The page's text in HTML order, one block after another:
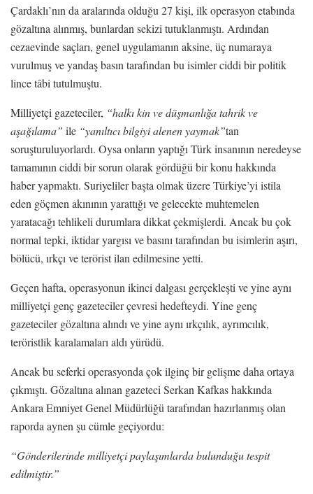
Çardaklı’nın da aralarında olduğu 27 kişi, ilk operasyon etabında
gözaltına alınmış, bunlardan sekizi tutuklanmıştı. Ardından
cezaevinde saçları, genel uygulamanın aksine, üç numaraya
vurulmuş ve yandaş basın tarafından bu isimler ciddi bir politik
lince tâbi tutulmuştu.
Milliyetçi gazeteciler, “halkı kin ve düşmanlığa tahrik ve
aşağılama” ile “yanıltıcı bilgiyi alenen yaymak”tan
soruşturuluyorlardı. Oysa onların yaptığı Türk insanının neredeyse
tamamının ciddi bir sorun olarak gördüğü bir konu hakkında
haber yapmaktı. Suriyeliler başta olmak üzere Türkiye’yi istila
eden göçmen akınının yarattığı ve gelecekte muhtemelen
yaratacağı tehlikeli durumlara dikkat çekmişlerdi. Ancak bu çok
normal tepki, iktidar yargısı ve basını tarafından bu isimlerin aşırı,
bölücü, ırkçı ve terörist ilan edilmesine yetti.
Geçen hafta, operasyonun ikinci dalgası gerçekleşti ve yine aynı
milliyetçi genç gazeteciler çevresi hedefteydi. Yine genç
gazeteciler gözaltına alındı ve yine aynı ırkçılık, ayrımcılık,
teröristlik karalamaları aldı yürüdü.
Ancak bu seferki operasyonda çok ilginç bir gelişme daha ortaya
çıkmıştı. Gözaltına alınan gazeteci Serkan Kafkas hakkında
Ankara Emniyet Genel Müdürlüğü tarafından hazırlanmış olan
raporda aynen şu cümle geçiyordu:
“Gönderilerinde milliyetçi paylaşımlarda bulunduğu tespit
edilmiştir.”